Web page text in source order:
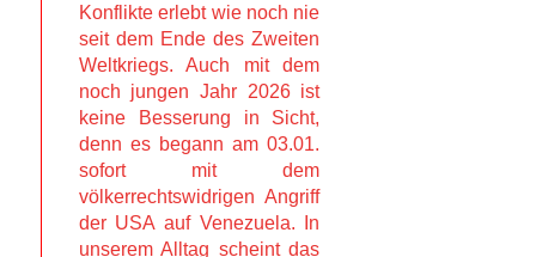
Konflikte erlebt wie noch nie
seit dem Ende des Zweiten
Weltkriegs. Auch mit dem
noch jungen Jahr 2026 ist
keine Besserung in Sicht,
denn es begann am 03.01.
sofort mit dem
völkerrechtswidrigen Angriff
der USA auf Venezuela. In
unserem Alltag scheint das